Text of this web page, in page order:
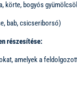
körte, bogyós
bab, csicseriborsó)
részesítése:
amelyek a